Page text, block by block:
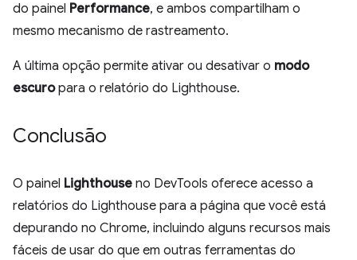
do painel Performance, e ambos compartilham o
mesmo mecanismo de rastreamento.
A última opção permite ativar ou desativar o modo
escuropara o relatório do Lighthouse.
Conclusão
O painel Lighthouse no DevTools oferece acesso a
relatórios do Lighthouse para a página que você está
depurando no Chrome, incluindo alguns recursos mais
fáceis de usar do que em outras ferramentas do